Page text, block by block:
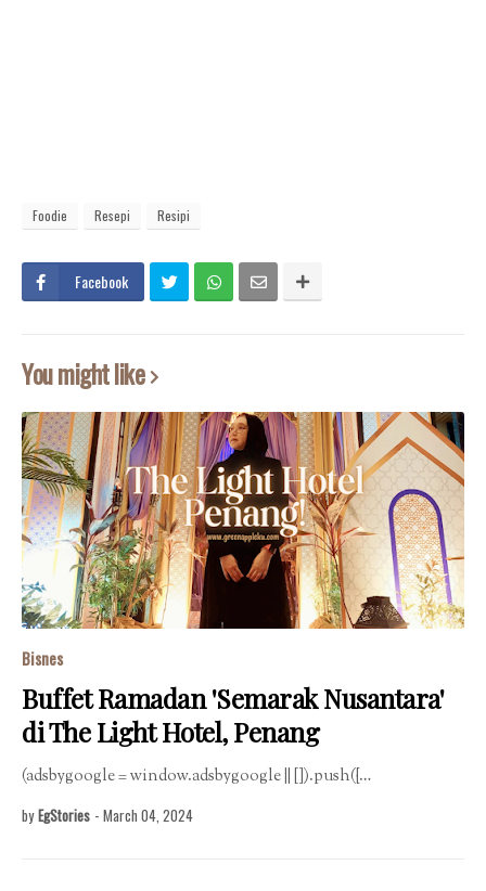
Foodie Resepi Resipi
Facebook
You might like
Bisnes
Buffet Ramadan 'Semarak Nusantara'
di The Light Hotel, Penang
(adsbygoogle = window.adsbygoogle || []).push({…
by EgStories - March 04, 2024